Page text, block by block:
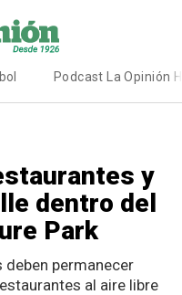
Podcast La Opinión
y
dentro del
Park
permanecer
al aire libre